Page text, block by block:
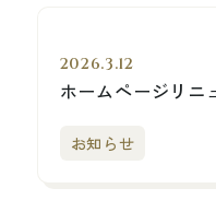
2026.3.12
ホームページリニ
お知らせ